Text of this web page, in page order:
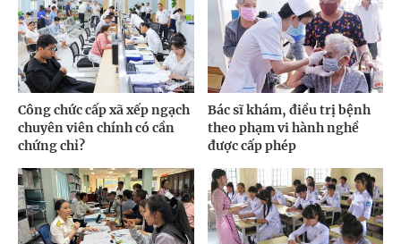
Công chức cấp xã xếp ngạch
chuyên viên chính có cần
chứng chỉ?
Bác sĩ khám, điều trị bệnh
theo phạm vi hành nghề
được cấp phép